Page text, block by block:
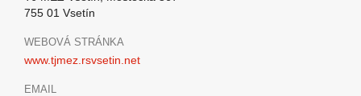
755 01 Vsetín
WEBOVÁ STRÁNKA
www.tjmez.rsvsetin.net
EMAIL